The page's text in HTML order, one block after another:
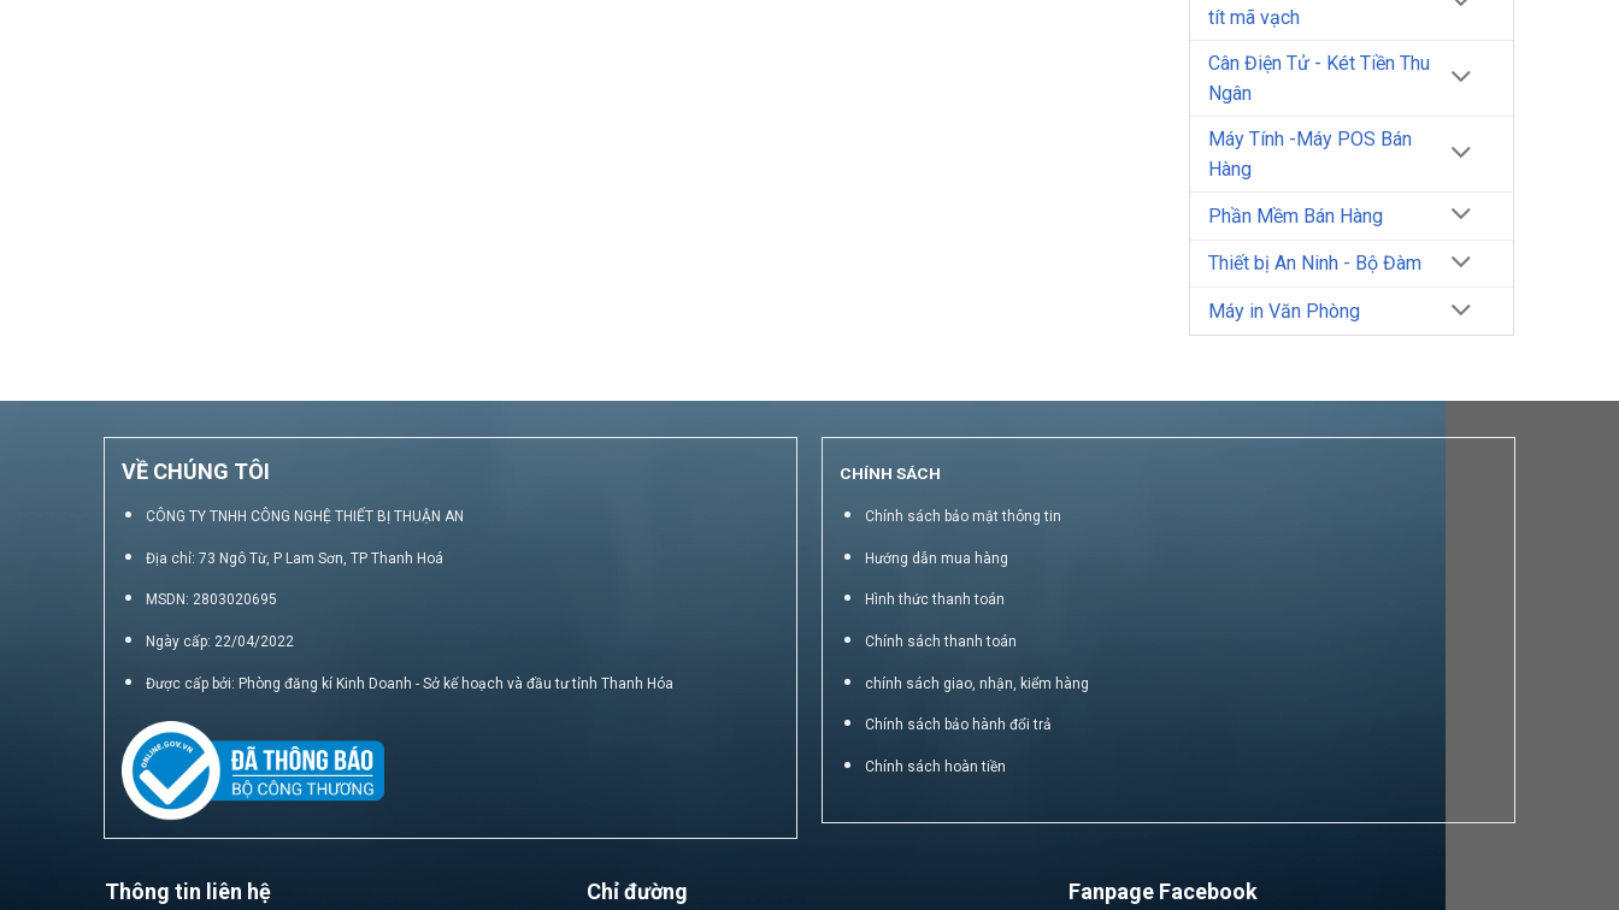
tít mã vạch
Cân Điện Tử - Két Tiền Thu
Ngân
Máy Tính -Máy POS Bán
Hàng
Phần Mềm Bán Hàng
Thiết bị An Ninh - Bộ Đàm
Máy in Văn Phòng
VỀ CHÚNG TÔI
CÔNG TY TNHH CÔNG NGHỆ THIẾT BỊ THUẬN AN
Địa chỉ: 73 Ngô Từ, P Lam Sơn, TP Thanh Hoá
MSDN: 2803020695
Ngày cấp: 22/04/2022
Được cấp bởi: Phòng đăng kí Kinh Doanh - Sở kế hoạch và đầu tư tỉnh Thanh Hóa
CHÍNH SÁCH
Chính sách bảo mật thông tin
Hướng dẫn mua hàng
Hình thức thanh toán
Chính sách thanh toán
chính sách giao, nhận, kiểm hàng
Chính sách bảo hành đổi trả
Chính sách hoàn tiền
Thông tin liên hệ Chỉ đường Fanpage Facebook